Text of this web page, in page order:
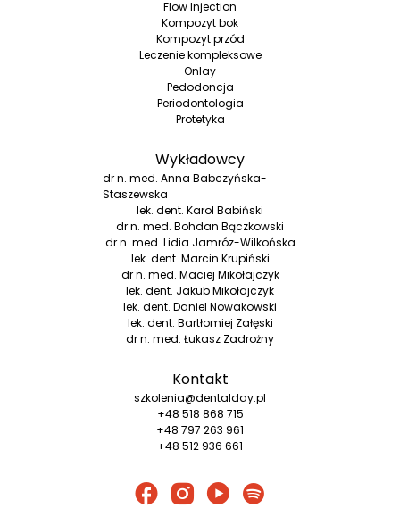
Flow Injection
Kompozyt bok
Kompozyt przód
Leczenie kompleksowe
Onlay
Pedodoncja
Periodontologia
Protetyka
Wykładowcy
dr n. med. Anna Babczyńska-
Staszewska
lek. dent. Karol Babiński
dr n. med. Bohdan Bączkowski
dr n. med. Lidia Jamróz-Wilkońska
lek. dent. Marcin Krupiński
dr n. med. Maciej Mikołajczyk
lek. dent. Jakub Mikołajczyk
lek. dent. Daniel Nowakowski
lek. dent. Bartłomiej Załęski
dr n. med. Łukasz Zadrożny
Kontakt
szkolenia@dentalday.pl
+48 518 868 715
+48 797 263 961
+48 512 936 661